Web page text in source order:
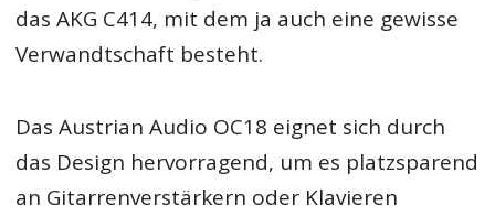
das AKG C414, mit dem ja auch eine gewisse
Verwandtschaft besteht.
Das Austrian Audio OC18 eignet sich durch
das Design hervorragend, um es platzsparend
an Gitarrenverstärkern oder Klavieren